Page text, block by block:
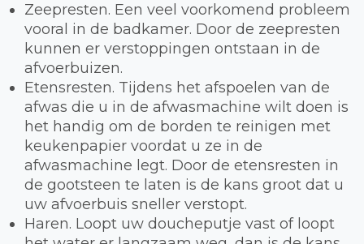
Zeepresten. Een veel voorkomend probleem
vooral in de badkamer. Door de zeepresten
kunnen er verstoppingen ontstaan in de
afvoerbuizen.
Etensresten. Tijdens het afspoelen van de
afwas die u in de afwasmachine wilt doen is
het handig om de borden te reinigen met
keukenpapier voordat u ze in de
afwasmachine legt. Door de etensresten in
de gootsteen te laten is de kans groot dat u
uw afvoerbuis sneller verstopt.
Haren. Loopt uw doucheputje vast of loopt